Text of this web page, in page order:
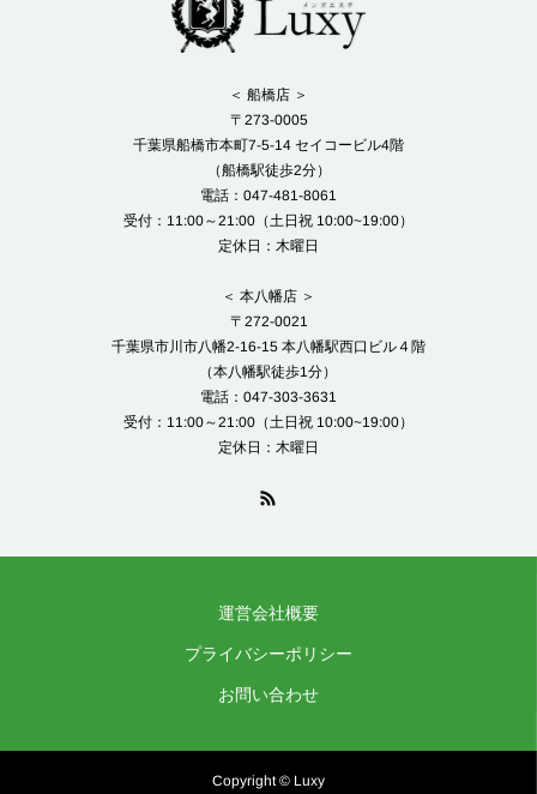
＜ 船橋店 ＞
〒273-0005
千葉県船橋市本町7-5-14 セイコービル4階
（船橋駅徒歩2分）
電話：047-481-8061
受付：11:00～21:00（土日祝 10:00~19:00）
定休日：木曜日
＜ 本八幡店 ＞
〒272-0021
千葉県市川市八幡2-16-15 本八幡駅西口ビル４階
（本八幡駅徒歩1分）
電話：047-303-3631
受付：11:00～21:00（土日祝 10:00~19:00）
定休日：木曜日
運営会社概要
プライバシーポリシー
お問い合わせ
Copyright © Luxy